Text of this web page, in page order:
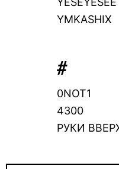
YMKASHIX
#
0NOT1
4300
РУКИ